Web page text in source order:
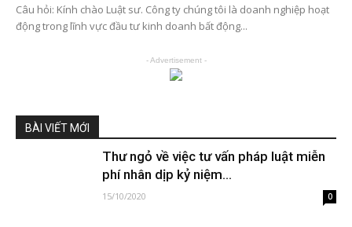
Câu hỏi: Kính chào Luật sư. Công ty chúng tôi là doanh nghiệp hoạt
động trong lĩnh vực đầu tư kinh doanh bất động...
- Advertisement -
BÀI VIẾT MỚI
Thư ngỏ về việc tư vấn pháp luật miễn
phí nhân dịp kỷ niệm...
15/10/2020 0